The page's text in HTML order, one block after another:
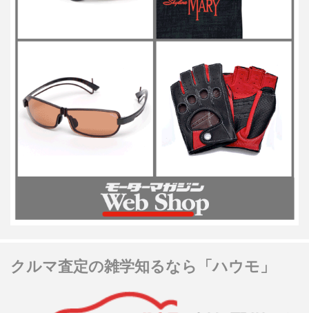
クルマ査定の雑学知るなら「ハウモ」